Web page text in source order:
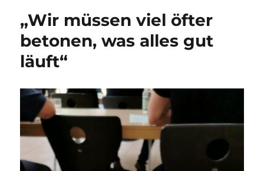
„Wir müssen viel öfter
betonen, was alles gut
läuft“